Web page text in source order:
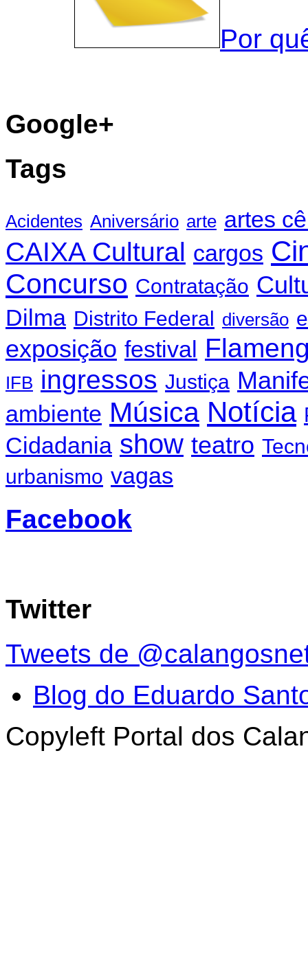
Por
Google+
Tags
Acidentes Aniversário arte artes
CAIXA Cultural cargos
Concurso Contratação
Dilma Distrito Federal diversão
exposição festival
IFB ingressos Justiça
ambiente Música Notícia
Cidadania show teatro
urbanismo vagas
Facebook
Twitter
Tweets de
Blog do Eduardo
Copyleft Portal dos